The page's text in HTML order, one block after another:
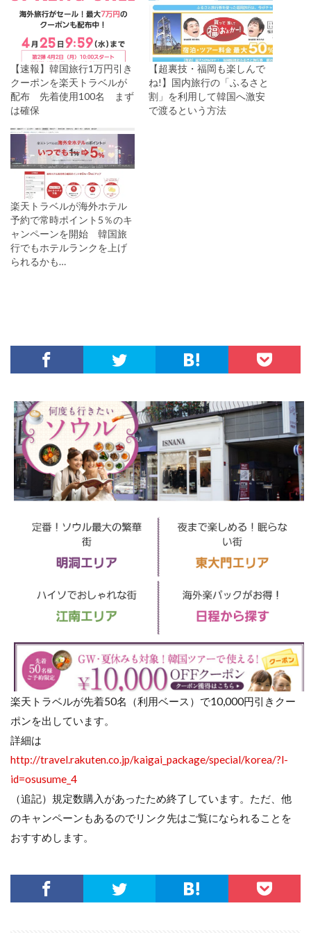
【速報】韓国旅行1万円引き
クーポンを楽天トラベルが
配布 先着使用100名 まず
は確保
【超裏技・福岡も楽しんで
ね!】国内旅行の「ふるさと
割」を利用して韓国へ激安
で渡るという方法
楽天トラベルが海外ホテル
予約で常時ポイント5％のキ
ャンペーンを開始 韓国旅
行でもホテルランクを上げ
られるかも…
楽天トラベルが先着50名（利用ベース）で10,000円引きクー
ポンを出しています。
詳細は
http://travel.rakuten.co.jp/kaigai_package/special/korea/?l-
id=osusume_4
（追記）規定数購入があったため終了しています。ただ、他
のキャンペーンもあるのでリンク先はご覧になられることを
おすすめします。